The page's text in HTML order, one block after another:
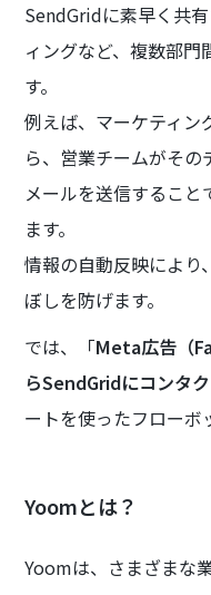
SendGridに素早く共
ィングなど、複数部門
す。
例えば、マーケティン
ら、営業チームがそ
メールを送信すること
ます。
情報の自動反映により
ぼしを防げます。
では、「Meta広告（
らSendGridにコンタ
ートを使ったフローボ
Yoomとは？
Yoomは、さまざまな